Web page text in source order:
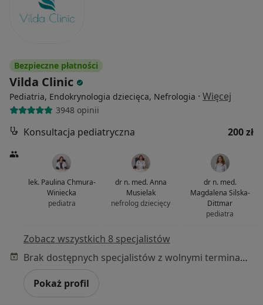
Bezpieczne płatności
Vilda Clinic
Pediatria, Endokrynologia dziecięca, Nefrologia · Więcej
3948 opinii
Konsultacja pediatryczna 200 zł
lek. Paulina Chmura-
Winiecka
pediatra
dr n. med. Anna
Musielak
nefrolog dziecięcy
dr n. med.
Magdalena Silska-
Dittmar
pediatra
Zobacz wszystkich 8 specjalistów
Brak dostępnych specjalistów z wolnymi terminami w tym centrum medycznym.
Pokaż profil